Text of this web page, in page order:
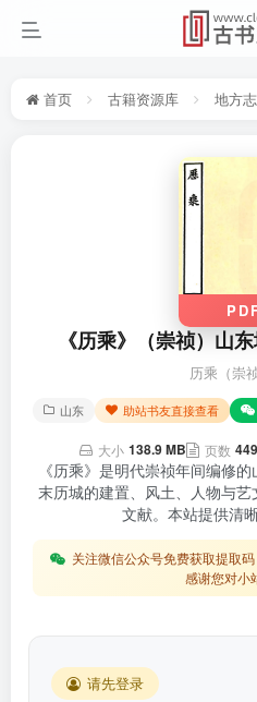
首页 古籍资源库 地方志
《历乘》（崇祯）山
历乘（崇
山东 助站书友直接查看
大小 138.9 MB 页数
《历乘》是明代崇祯年间编修
末历城的建置、风土、人物与
文献。本站提供清
关注微信公众号免费获取提取
感谢您对小
请先登录